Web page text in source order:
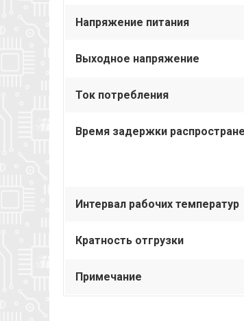
Напряжение питания
Выходное напряжение
Ток потребления
Время задержки
Интервал рабочих температур
Кратность отгрузки
Примечание